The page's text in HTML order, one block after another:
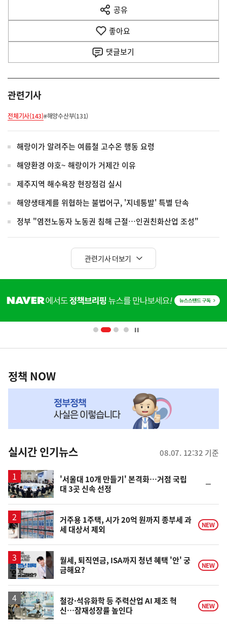
음
공유
열
기
좋아요
댓글보기
관련기사
전체기사(143)#해양수산부(131)
해랑이가 알려주는 여름철 고수온 행동 요령
해양환경 야호~ 해랑이가 거제간 이유
제주지역 해수욕장 현장점검 실시
해양생태계를 위협하는 불법어구, '지네통발' 특별 단속
정부 "염전노동자 노동권 침해 근절…인권친화산업 조성"
관련기사 더보기
단
배
영
책
NOW,
뉴
스
정책 NOW
실시간 인기뉴스 08.07. 12:32 기준
'서울대 10개 만들기' 본격화…거점 국립
대 3곳 신속 선정
일
거주용 1주택, 시가 20억 원까지 종부세 과
세 대상서 제외
NEW
월세, 퇴직연금, ISA까지 청년 혜택 '안' 궁
금해요?
NEW
철강·석유화학 등 주력산업 AI 제조 혁
신…잠재성장률 높인다
NEW